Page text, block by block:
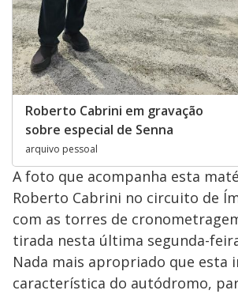
Roberto Cabrini em gravação
sobre especial de Senna
arquivo pessoal
A foto que acompanha esta
Roberto Cabrini no circuito de
com as torres de
tirada nesta última segunda-
Nada mais apropriado que esta
característica do autódromo,